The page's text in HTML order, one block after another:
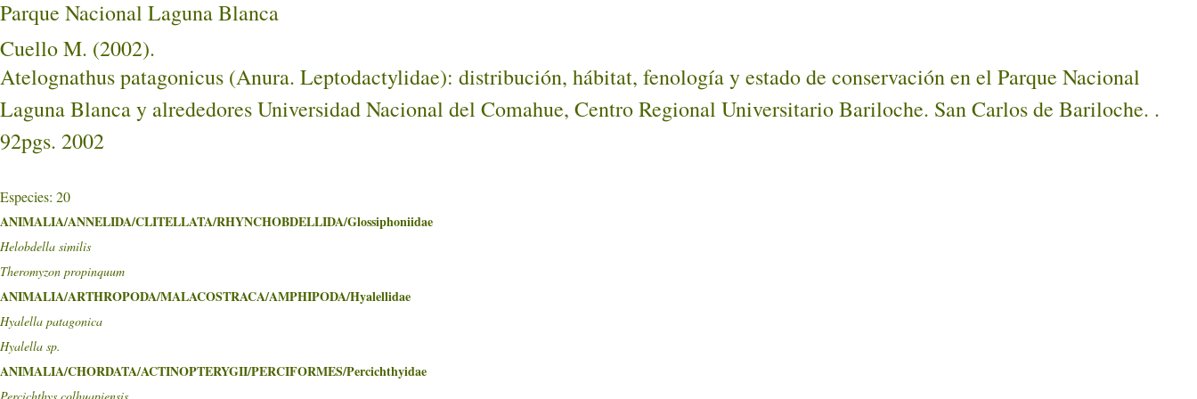
Parque Nacional Laguna Blanca
Cuello M. (2002).
Atelognathus patagonicus (Anura. Leptodactylidae): distribución, hábitat, fenología y estado de conservación en el Parque Nacional
Laguna Blanca y alrededores Universidad Nacional del Comahue, Centro Regional Universitario Bariloche. San Carlos de Bariloche. .
92pgs. 2002
Especies: 20
ANIMALIA/ANNELIDA/CLITELLATA/RHYNCHOBDELLIDA/Glossiphoniidae
Helobdella similis
Theromyzon propinquum
ANIMALIA/ARTHROPODA/MALACOSTRACA/AMPHIPODA/Hyalellidae
Hyalella patagonica
Hyalella sp.
ANIMALIA/CHORDATA/ACTINOPTERYGII/PERCIFORMES/Percichthyidae